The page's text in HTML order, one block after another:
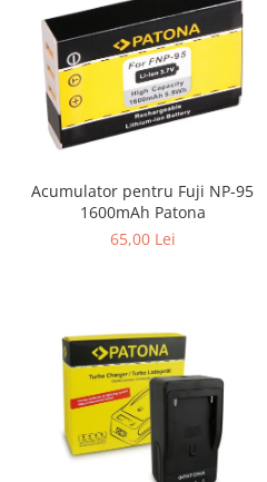
Acumulator pentru Fuji NP-95
1600mAh Patona
65,00 Lei